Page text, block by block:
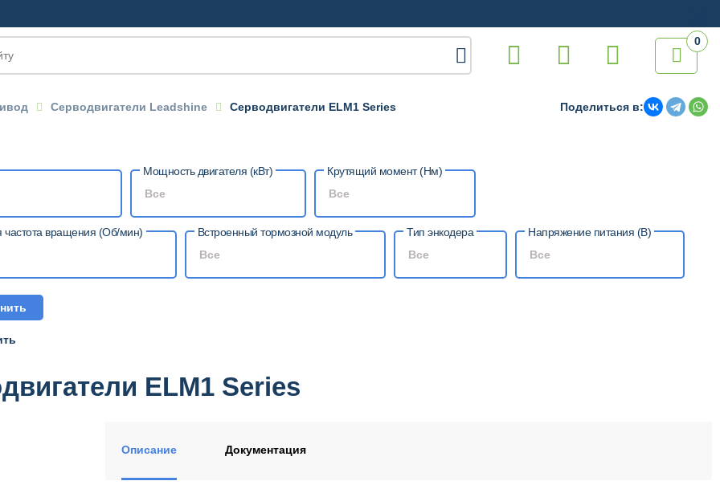

0
Серводвигатели Leadshine Серводвигатели ELM1 Series Поделиться в:
Мощность двигателя (кВт)
Все
Крутящий момент (Нм)
Все
частота вращения (Об/мин)
Встроенный тормозной модуль
Все
Тип энкодера
Все
Напряжение питания (В)
Все
ELM1 Series
Описание Документация